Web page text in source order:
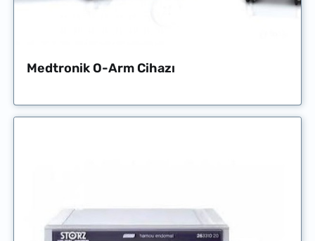
Medtronik O-Arm Cihazı